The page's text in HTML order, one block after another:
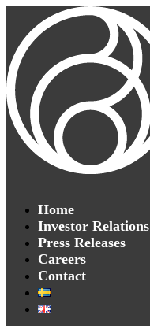
Home
Investor Relations
Press Releases
Careers
Contact